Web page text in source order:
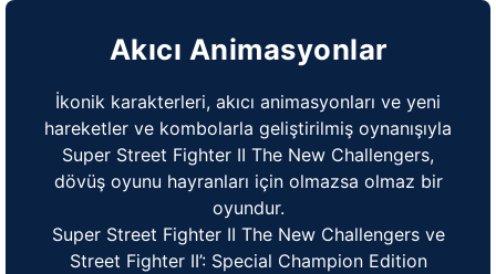
Akıcı Animasyonlar
İkonik karakterleri, akıcı animasyonları ve yeni
hareketler ve kombolarla geliştirilmiş oynanışıyla
Super Street Fighter II The New Challengers,
dövüş oyunu hayranları için olmazsa olmaz bir
oyundur.
Super Street Fighter II The New Challengers ve
Street Fighter II’: Special Champion Edition